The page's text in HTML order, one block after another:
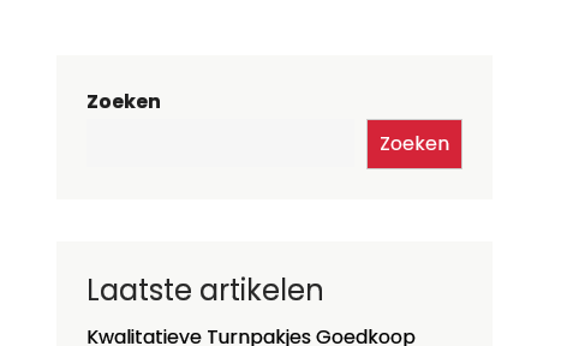
Zoeken
Zoeken
Laatste artikelen
Kwalitatieve Turnpakjes Goedkoop